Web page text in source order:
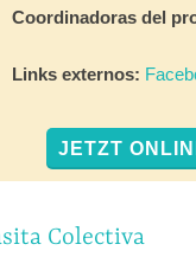
Coordinadoras del
Links externos:
JETZT
Colectiva